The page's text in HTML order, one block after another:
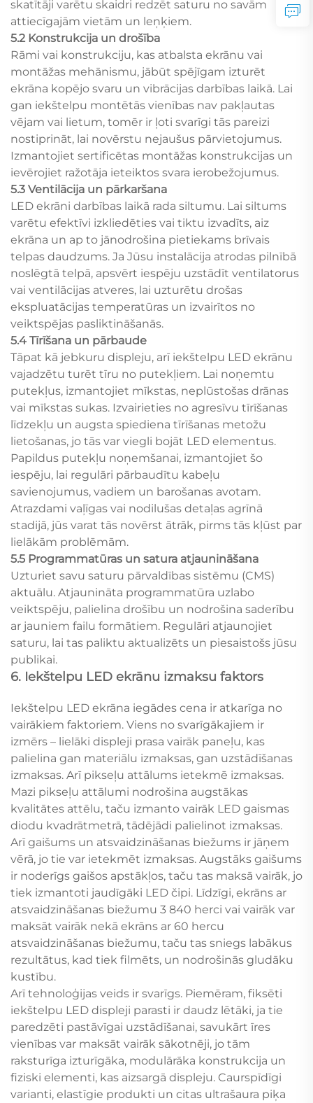
skatītāji varētu skaidri redzēt saturu no savām
attiecīgajām vietām un leņķiem.
5.2 Konstrukcija un drošība
Rāmi vai konstrukciju, kas atbalsta ekrānu vai
montāžas mehānismu, jābūt spējīgam izturēt
ekrāna kopējo svaru un vibrācijas darbības laikā. Lai
gan iekštelpu montētās vienības nav pakļautas
vējam vai lietum, tomēr ir ļoti svarīgi tās pareizi
nostiprināt, lai novērstu nejaušus pārvietojumus.
Izmantojiet sertificētas montāžas konstrukcijas un
ievērojiet ražotāja ieteiktos svara ierobežojumus.
5.3 Ventilācija un pārkaršana
LED ekrāni darbības laikā rada siltumu. Lai siltums
varētu efektīvi izkliedēties vai tiktu izvadīts, aiz
ekrāna un ap to jānodrošina pietiekams brīvais
telpas daudzums. Ja Jūsu instalācija atrodas pilnībā
noslēgtā telpā, apsvērt iespēju uzstādīt ventilatorus
vai ventilācijas atveres, lai uzturētu drošas
ekspluatācijas temperatūras un izvairītos no
veiktspējas pasliktināšanās.
5.4 Tīrīšana un pārbaude
Tāpat kā jebkuru displeju, arī iekštelpu LED ekrānu
vajadzētu turēt tīru no putekļiem. Lai noņemtu
putekļus, izmantojiet mīkstas, neplūstošas drānas
vai mīkstas sukas. Izvairieties no agresīvu tīrīšanas
līdzekļu un augsta spiediena tīrīšanas metožu
lietošanas, jo tās var viegli bojāt LED elementus.
Papildus putekļu noņemšanai, izmantojiet šo
iespēju, lai regulāri pārbaudītu kabeļu
savienojumus, vadiem un barošanas avotam.
Atrazdami vaļīgas vai nodilušas detaļas agrīnā
stadijā, jūs varat tās novērst ātrāk, pirms tās kļūst par
lielākām problēmām.
5.5 Programmatūras un satura atjaunināšana
Uzturiet savu saturu pārvaldības sistēmu (CMS)
aktuālu. Atjaunināta programmatūra uzlabo
veiktspēju, palielina drošību un nodrošina saderību
ar jauniem failu formātiem. Regulāri atjaunojiet
saturu, lai tas paliktu aktualizēts un piesaistošs jūsu
publikai.
6. Iekštelpu LED ekrānu izmaksu faktors
Iekštelpu LED ekrāna iegādes cena ir atkarīga no
vairākiem faktoriem. Viens no svarīgākajiem ir
izmērs – lielāki displeji prasa vairāk paneļu, kas
palielina gan materiālu izmaksas, gan uzstādīšanas
izmaksas. Arī pikseļu attālums ietekmē izmaksas.
Mazi pikseļu attālumi nodrošina augstākas
kvalitātes attēlu, taču izmanto vairāk LED gaismas
diodu kvadrātmetrā, tādējādi palielinot izmaksas.
Arī gaišums un atsvaidzināšanas biežums ir jāņem
vērā, jo tie var ietekmēt izmaksas. Augstāks gaišums
ir noderīgs gaišos apstākļos, taču tas maksā vairāk, jo
tiek izmantoti jaudīgāki LED čipi. Līdzīgi, ekrāns ar
atsvaidzināšanas biežumu 3 840 herci vai vairāk var
maksāt vairāk nekā ekrāns ar 60 hercu
atsvaidzināšanas biežumu, taču tas sniegs labākus
rezultātus, kad tiek filmēts, un nodrošinās gludāku
kustību.
Arī tehnoloģijas veids ir svarīgs. Piemēram, fiksēti
iekštelpu LED displeji parasti ir daudz lētāki, ja tie
paredzēti pastāvīgai uzstādīšanai, savukārt īres
vienības var maksāt vairāk sākotnēji, jo tām
raksturīga izturīgāka, modulārāka konstrukcija un
fiziski elementi, kas aizsargā displeju. Caurspīdīgi
varianti, elastīgie produkti un citas ultrašaura piķa